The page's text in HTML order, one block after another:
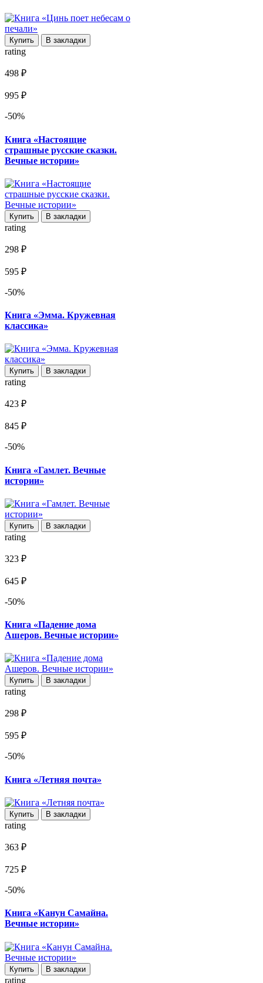
Купить В закладки
rating
498 ₽
995 ₽
-50%
Книга «Настоящие
страшные русские сказки.
Вечные истории»
Купить В закладки
rating
298 ₽
595 ₽
-50%
Книга «Эмма. Кружевная
классика»
Купить В закладки
rating
423 ₽
845 ₽
-50%
Книга «Гамлет. Вечные
истории»
Купить В закладки
rating
323 ₽
645 ₽
-50%
Книга «Падение дома
Ашеров. Вечные истории»
Купить В закладки
rating
298 ₽
595 ₽
-50%
Книга «Летняя почта»
Купить В закладки
rating
363 ₽
725 ₽
-50%
Книга «Канун Самайна.
Вечные истории»
Купить В закладки
rating